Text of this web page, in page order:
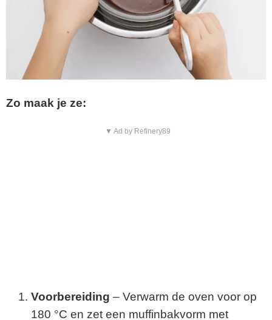
Zo maak je ze:
▼ Ad by Refinery89
Voorbereiding – Verwarm de oven voor op
180 °C en zet een muffinbakvorm met